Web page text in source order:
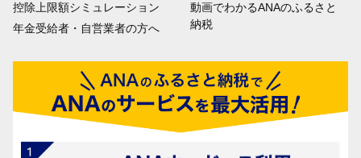
控除上限額シミュレーション
年金受給者・自営業者の方へ
動画でわかるANAのふるさと
納税